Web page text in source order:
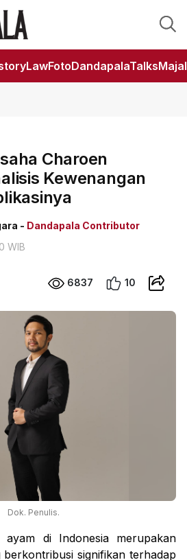
FotoDandapalaTalks
Charoen
Kewenangan
- Dandapala Contributor
WIB
6837 10
Dok. Penulis.
ayam di Indonesia merupakan
signifikan terhadap